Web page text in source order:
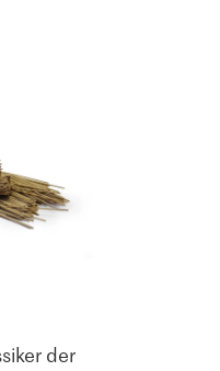
der